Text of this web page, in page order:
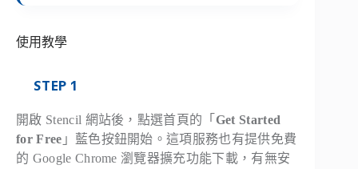
使用教學
STEP 1
開啟 Stencil 網站後，點選首頁的「 Get Started
for Free 」藍色按鈕開始。這項服務也有提供免費
的 Google Chrome 瀏覽器擴充功能下載，有無安